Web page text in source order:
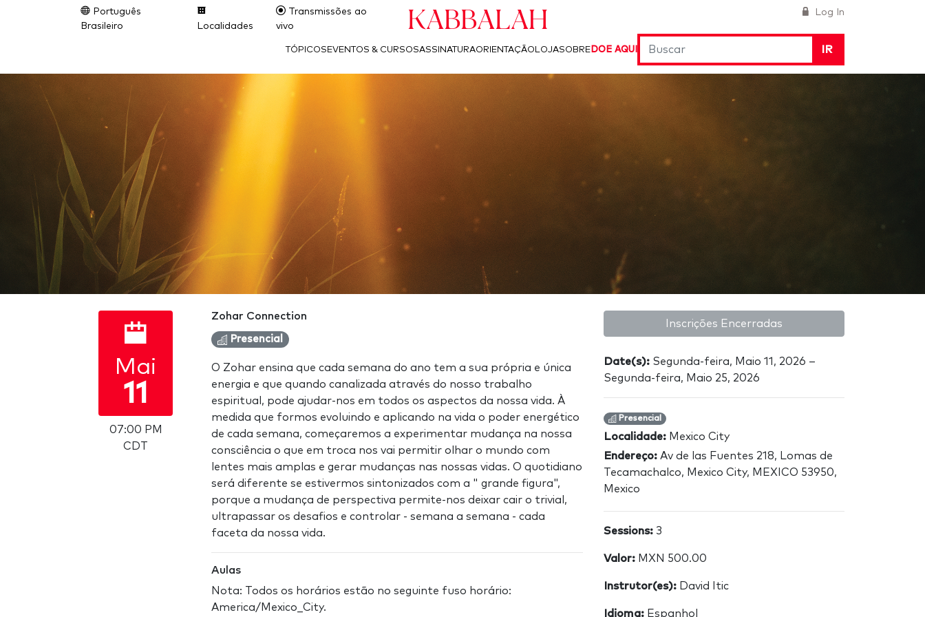
Log In
Português
Brasileiro
Localidades
Transmissões ao
vivo
Kabbalah
IR
TÓPICOS EVENTOS & CURSOSASSINATURAORIENTAÇÃO LOJASOBRE DOE AQUI
Mai
11
07:00 PM
CDT
Zohar Connection
Presencial
O Zohar ensina que cada semana do ano tem a sua própria e única
energia e que quando canalizada através do nosso trabalho
espiritual, pode ajudar-nos em todos os aspectos da nossa vida. À
medida que formos evoluindo e aplicando na vida o poder energético
de cada semana, começaremos a experimentar mudança na nossa
consciência o que em troca nos vai permitir olhar o mundo com
lentes mais amplas e gerar mudanças nas nossas vidas. O quotidiano
será diferente se estivermos sintonizados com a " grande figura",
porque a mudança de perspectiva permite-nos deixar cair o trivial,
ultrapassar os desafios e controlar - semana a semana - cada
faceta da nossa vida.
Aulas
Nota: Todos os horários estão no seguinte fuso horário:
America/Mexico_City.
Inscrições Encerradas
Date(s): Segunda-feira, Maio 11, 2026 –
Segunda-feira, Maio 25, 2026
Presencial
Localidade: Mexico City
Endereço: Av de las Fuentes 218, Lomas de
Tecamachalco, Mexico City, MEXICO 53950,
Mexico
Sessions: 3
Valor: MXN 500.00
Instrutor(es): David Itic
Idioma: Espanhol